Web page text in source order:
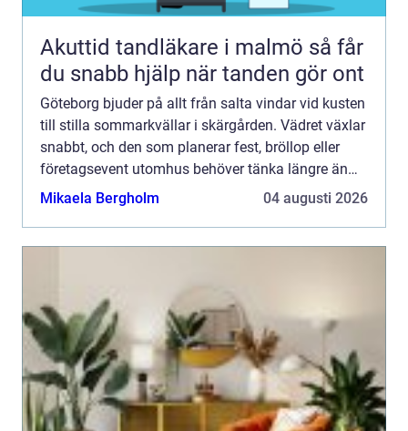
Akuttid tandläkare i malmö så får
du snabb hjälp när tanden gör ont
Göteborg bjuder på allt från salta vindar vid kusten
till stilla sommarkvällar i skärgården. Vädret växlar
snabbt, och den som planerar fest, bröllop eller
företagsevent utomhus behöver tänka längre än
bara datum och meny. Ett välplanerat tält blir s...
Mikaela Bergholm 04 augusti 2026